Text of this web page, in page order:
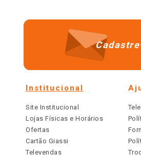
Institucional
Site Institucional
Lojas Físicas e Horários
Ofertas
Cartão Giassi
Televendas